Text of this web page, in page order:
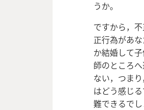
うか。
ですから，
正行為があ
か結婚して
師のところ
ない，つま
はどう感じ
難できるでし